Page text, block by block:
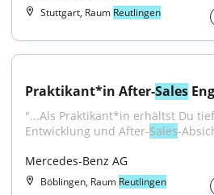
Stuttgart, Raum Reutlingen
Praktikant*in After-Sales
"...Als Praktikant*in erhältst Du
Entwicklung und After-Sales-
Mercedes-Benz AG
Böblingen, Raum Reutlingen